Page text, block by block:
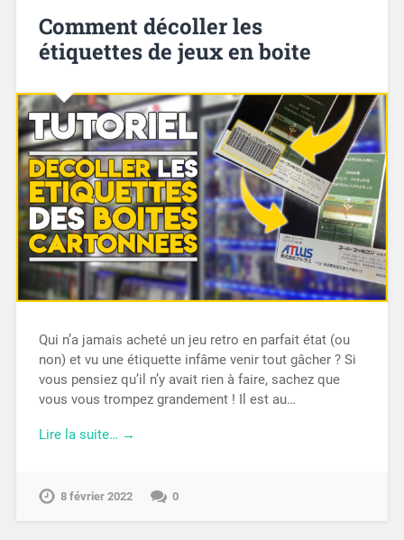
Comment décoller les
étiquettes de jeux en boite
Qui n’a jamais acheté un jeu retro en parfait état (ou
non) et vu une étiquette infâme venir tout gâcher ? Si
vous pensiez qu’il n’y avait rien à faire, sachez que
vous vous trompez grandement ! Il est au…
Lire la suite… →
8 février 2022 0